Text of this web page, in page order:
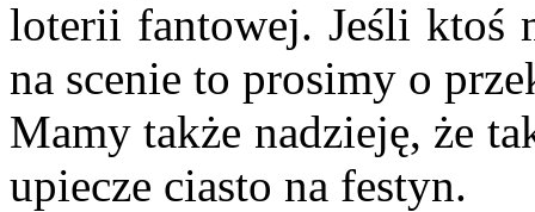
loterii fantowej. Jeśli ktoś
na scenie to prosimy o
Mamy także nadzieję, że
upiecze ciasto na festyn.